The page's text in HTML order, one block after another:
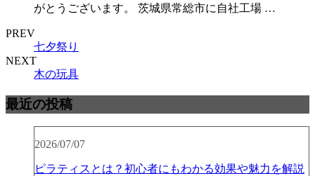
がとうございます。 茨城県常総市に自社工場 …
PREV
七夕祭り
NEXT
木の玩具
最近の投稿
2026/07/07
ピラティスとは？初心者にもわかる効果や魅力を解説